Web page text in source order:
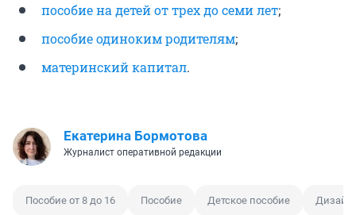
пособие на детей от трех до семи лет;
пособие одиноким родителям;
материнский капитал.
Екатерина Бормотова
Журналист оперативной редакции
Пособие от 8 до 16 Пособие Детское пособие Дизайн